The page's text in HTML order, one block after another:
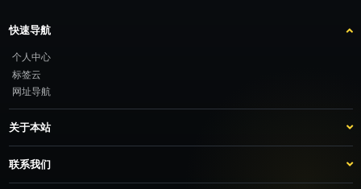
快速导航
个人中心
标签云
网址导航
关于本站
站点介绍
客服咨询
推广计划
联系我们
TG：@feimao2024 QQ：3261605442 微信：moto001com 新浪微博：不